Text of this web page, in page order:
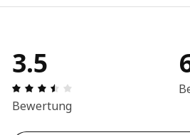
3.5
Produktbewertung: 3.5
Bewertung